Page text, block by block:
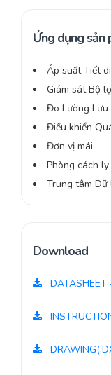
Ứng dụng sản
Áp suất Tiết
Giám sát Bộ
Đo Lường Lưu
Điều khiển
Đơn vị mái
Phòng cách ly
Trung tâm Dữ
Download
DATASHEET